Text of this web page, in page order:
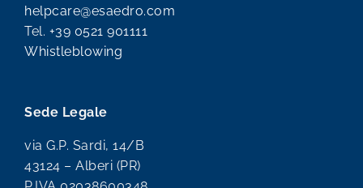
helpcare@esaedro.com
Tel. +39 0521 901111
Whistleblowing
Sede Legale
via G.P. Sardi, 14/B
43124 – Alberi (PR)